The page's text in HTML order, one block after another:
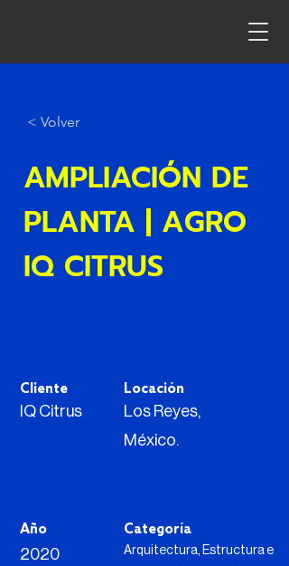
< Volver
AMPLIACIÓN DE
PLANTA | AGRO
IQ CITRUS
Cliente
IQ Citrus
Año
2020
Locación
Los Reyes,
México.
Categoría
Arquitectura, Estructura e